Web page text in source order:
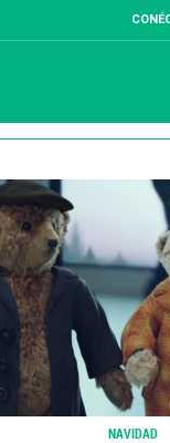
NAVIDAD